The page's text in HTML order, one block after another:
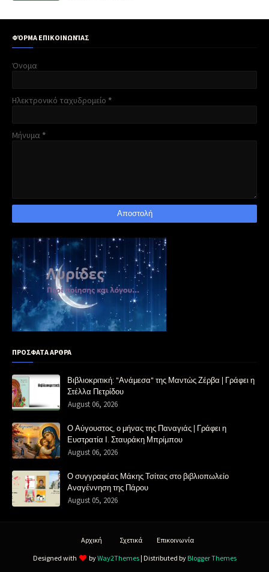
ΦΌΡΜΑ ΕΠΙΚΟΙΝΩΝΊΑΣ
Όνομα
Ηλεκτρονικό ταχυδρομείο *
Μήνυμα *
ΠΡΟΣΦΑΤΑ ΑΡΘΡΑ
Βιβλιοκριτική: "Ανάμεσα" της Μαντώς Ζέρβα | Γράφει η
Στέλλα Πετρίδου
August 06, 2026
Ο Αύγουστος, ο μήνας της Παναγιάς | Γράφει η
Ευστρατία Ι. Σταυράκη Μπρίμπου
August 06, 2026
Ο συγγραφέας Μάκης Τσίτας στο βιβλιοπωλείο
Αναγέννηση της Πάρου
August 05, 2026
Αρχική Σχετικά
Επικοινωνία
Designed with
byWay2Themes| Distributed by Blogger Themes